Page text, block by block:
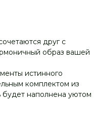
друг с
образ вашей
истинного
комплектом из
будет наполнена уютом